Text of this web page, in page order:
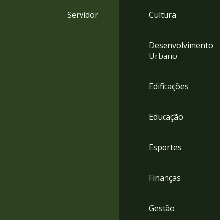
Servidor Cultura
Desenvolvimento
Urbano
Edificações
Educação
Esportes
Finanças
Gestão